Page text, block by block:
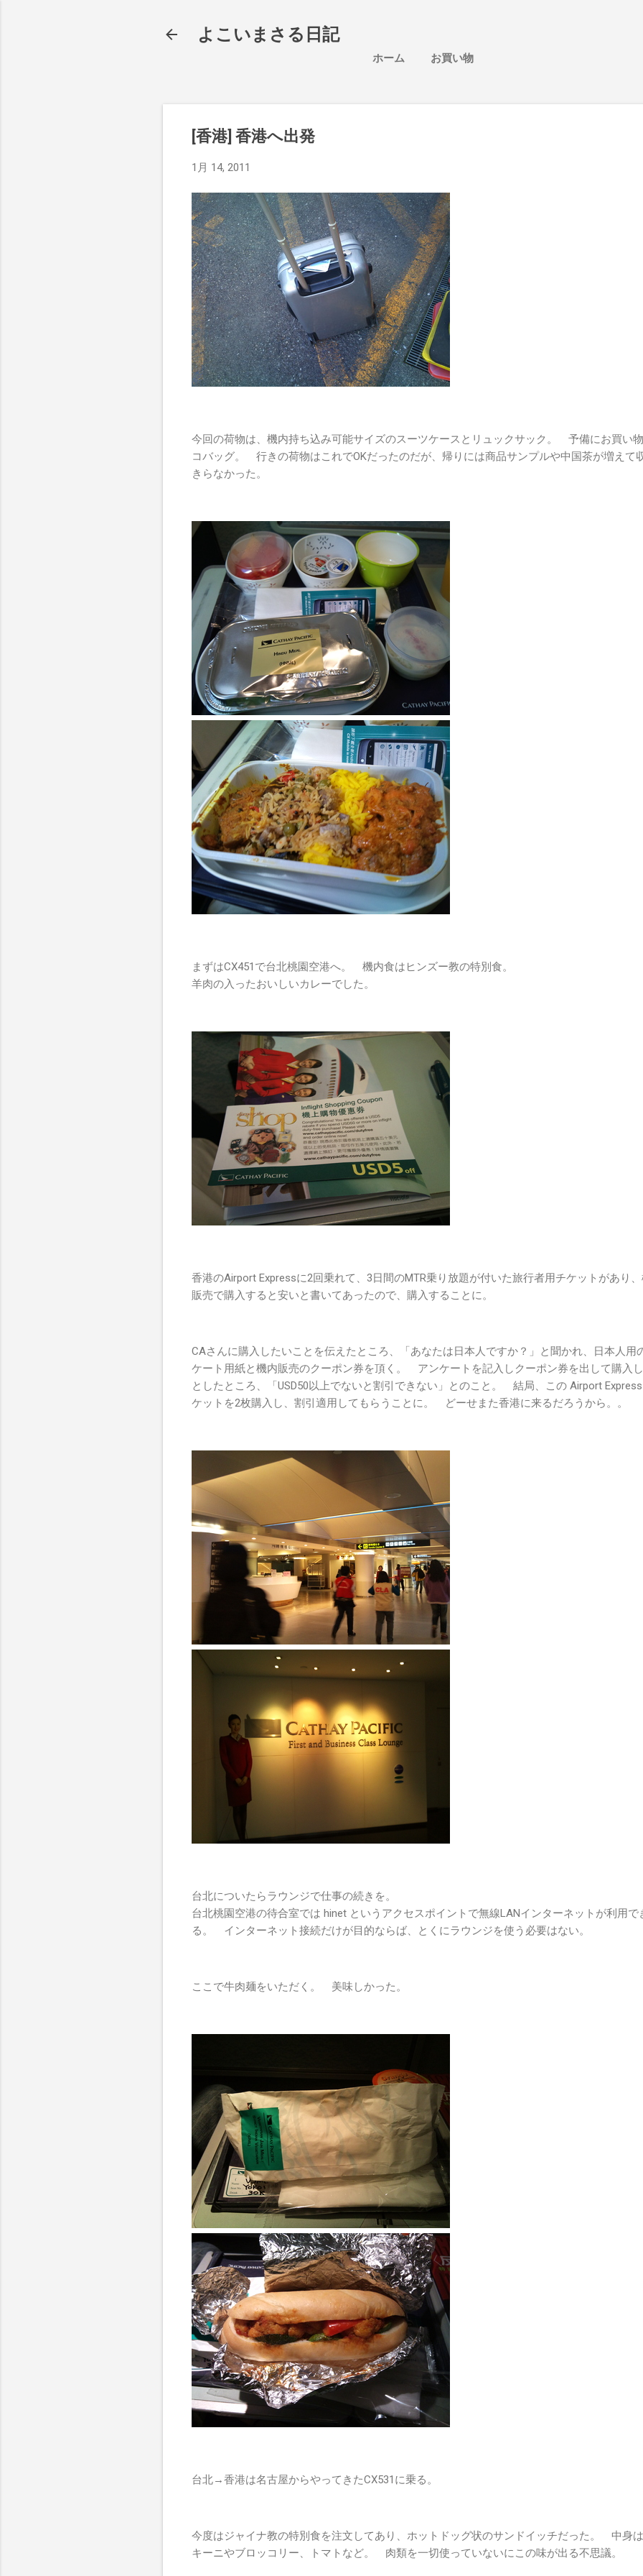
よこいまさる日記
ホーム お買い物
[香港] 香港へ出発
1月 14, 2011
今回の荷物は、機内持ち込み可能サイズのスーツケースとリュックサック。 予備にお買い
コバッグ。 行きの荷物はこれでOKだったのだが、帰りには商品サンプルや中国茶が増えて
きらなかった。
まずはCX451で台北桃園空港へ。 機内食はヒンズー教の特別食。
羊肉の入ったおいしいカレーでした。
香港のAirport Expressに2回乗れて、3日間のMTR乗り放題が付いた旅行者用チケットがあり
販売で購入すると安いと書いてあったので、購入することに。
CAさんに購入したいことを伝えたところ、「あなたは日本人ですか？」と聞かれ、日本人用
ケート用紙と機内販売のクーポン券を頂く。 アンケートを記入しクーポン券を出して購入
としたところ、「USD50以上でないと割引できない」とのこと。 結局、この Airport
ケットを2枚購入し、割引適用してもらうことに。 どーせまた香港に来るだろうから。。
台北についたらラウンジで仕事の続きを。
台北桃園空港の待合室では hinet というアクセスポイントで無線LANインターネットが利用で
る。 インターネット接続だけが目的ならば、とくにラウンジを使う必要はない。
ここで牛肉麺をいただく。 美味しかった。
台北→香港は名古屋からやってきたCX531に乗る。
今度はジャイナ教の特別食を注文してあり、ホットドッグ状のサンドイッチだった。 中身
キーニやブロッコリー、トマトなど。 肉類を一切使っていないにこの味が出る不思議。